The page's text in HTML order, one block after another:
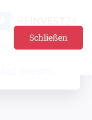
Schließen